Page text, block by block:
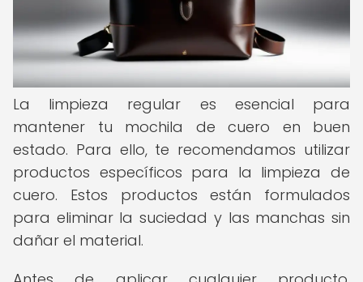
La limpieza regular es esencial para
mantener tu mochila de cuero en buen
estado. Para ello, te recomendamos utilizar
productos específicos para la limpieza de
cuero. Estos productos están formulados
para eliminar la suciedad y las manchas sin
dañar el material.